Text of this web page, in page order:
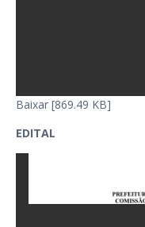
Baixar [869.49 KB]
EDITAL